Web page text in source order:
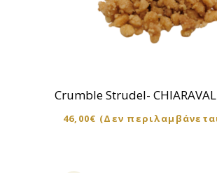
Crumble Strudel-
46,00€ (Δεν